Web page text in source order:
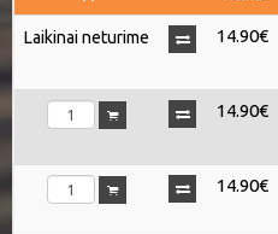
Laikinai neturime 14.90€
14.90€
14.90€